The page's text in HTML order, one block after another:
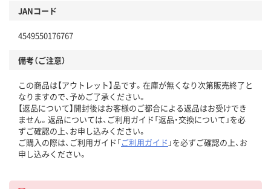
JANコード
4549550176767
備考（ご注意）
この商品は【アウトレット】品です。在庫が無くなり次第販売終了と
なりますので、予めご了承ください。
【返品について】開封後はお客様のご都合による返品はお受けでき
ません。返品については、ご利用ガイド「返品・交換について」を必
ずご確認の上、お申し込みください。
ご購入の際は、ご利用ガイド「ご利用ガイド 」を必ずご確認の上、お
申し込みください。